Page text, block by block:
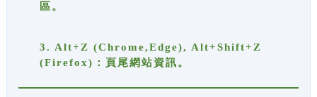
區。
3. Alt+Z (Chrome,Edge), Alt+Shift+Z
(Firefox)：頁尾網站資訊。